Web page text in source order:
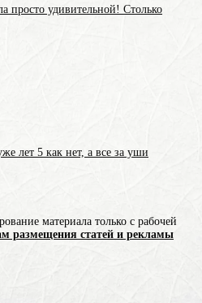
просто удивительной! Столько
лет 5 как нет, а все за уши
материала только с рабочей
размещения статей и рекламы